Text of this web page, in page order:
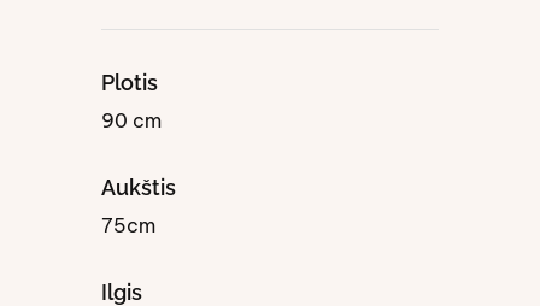
Plotis
90 cm
Aukštis
75cm
Ilgis